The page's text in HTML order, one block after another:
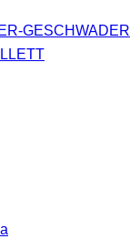
GESCHWADER